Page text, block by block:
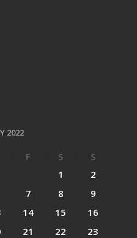
2022
F S
S
1
2
7 8
9
14 15
16
21 22
23